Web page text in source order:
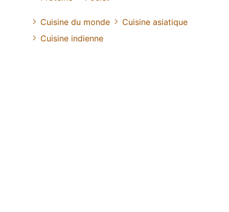
Cuisine du monde
Cuisine asiatique
Cuisine indienne